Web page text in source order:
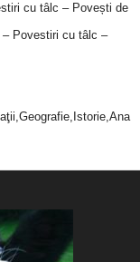
cu tâlc – Povești de
– Povestiri cu tâlc –